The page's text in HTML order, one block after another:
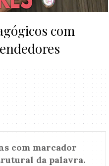
com
com marcador
da palavra.